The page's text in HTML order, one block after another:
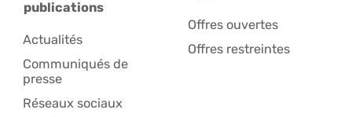
publications
Actualités
Communiqués de
presse
Réseaux sociaux
Offres ouvertes
Offres restreintes